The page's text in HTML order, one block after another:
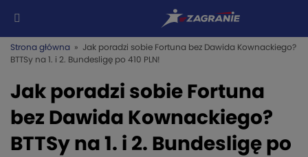
Strona główna » Jak poradzi sobie Fortuna bez Dawida Kownackiego?
BTTSy na 1. i 2. Bundesligę po 410 PLN!
Jak poradzi sobie Fortuna
bez Dawida Kownackiego?
BTTSy na 1. i 2. Bundesligę po